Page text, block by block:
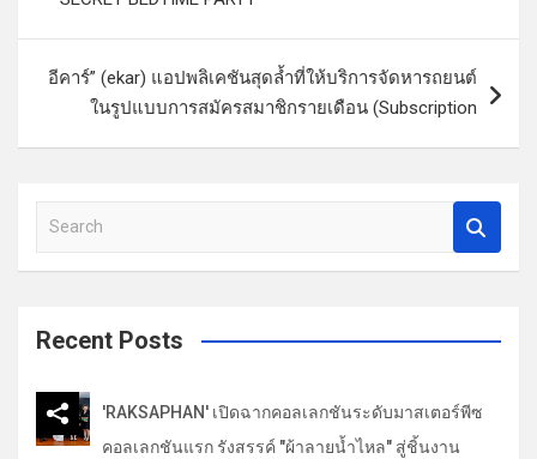
ว
อีคาร์” (ekar) แอปพลิเคชันสุดล้ำที่ให้บริการจัดหารถยนต์
ในรูปแบบการสมัครสมาชิกรายเดือน (Subscription
a
c
Recent Posts
'RAKSAPHAN' เปิดฉากคอลเลกชันระดับมาสเตอร์พีซ
คอลเลกชันแรก รังสรรค์ "ผ้าลายน้ำไหล" สู่ชิ้นงาน